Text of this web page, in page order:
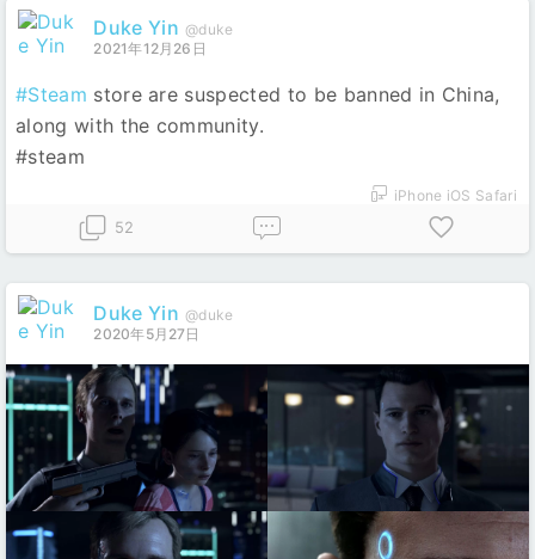
Duke Yin @duke
2021年12月26日
#Steam store are suspected to be banned in China,
along with the community.
#steam
iPhone iOS Safari
52
Duke Yin @duke
2020年5月27日